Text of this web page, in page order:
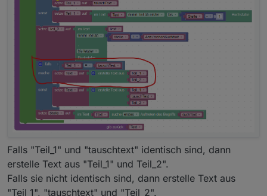
Falls "Teil_1" und "tauschtext" identisch sind, dann
erstelle Text aus "Teil_1" und Teil_2".
Falls sie nicht identisch sind, dann erstelle Text aus
"Teil_1", "tauschtext" und "Teil_2".